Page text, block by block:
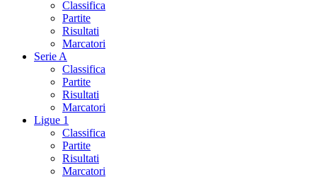
Classifica
Partite
Risultati
Marcatori
Serie A
Classifica
Partite
Risultati
Marcatori
Ligue 1
Classifica
Partite
Risultati
Marcatori